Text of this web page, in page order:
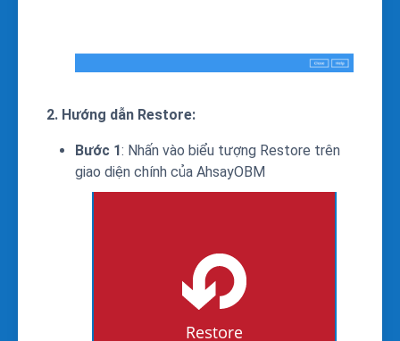
2. Hướng dẫn Restore:
Bước 1: Nhấn vào biểu tượng Restore trên
giao diện chính của AhsayOBM